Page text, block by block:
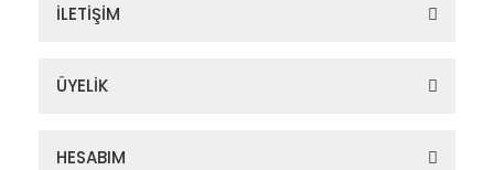
İLETİŞİM
ÜYELİK
HESABIM